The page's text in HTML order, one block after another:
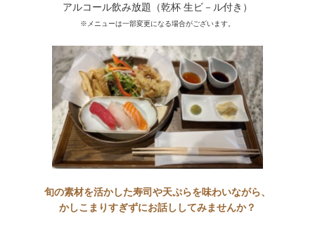
アルコール飲み放題（乾杯 生ビ－ル付き）
※メニューは一部変更になる場合がございます。
旬の素材を活かした寿司や天ぷらを味わいながら、
かしこまりすぎずにお話ししてみませんか？